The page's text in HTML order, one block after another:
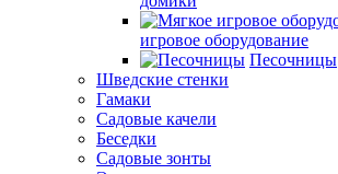
игровое оборудование
Песочницы
Шведские стенки
Гамаки
Садовые качели
Беседки
Садовые зонты